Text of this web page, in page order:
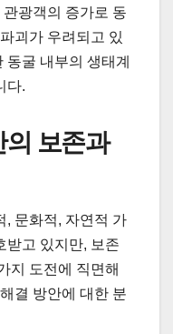
광객의 증가로 동
괴가 우려되고 있
동굴 내부의 생태계
다.
보존과
, 문화적, 자연적 가
받고 있지만, 보존
지 도전에 직면해
결 방안에 대한 분